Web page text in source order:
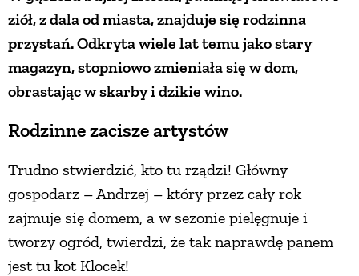
ziół, z dala od miasta, znajduje się rodzinna
przystań. Odkryta wiele lat temu jako stary
magazyn, stopniowo zmieniała się w dom,
obrastając w skarby i dzikie wino.
Rodzinne zacisze artystów
Trudno stwierdzić, kto tu rządzi! Główny
gospodarz – Andrzej – który przez cały rok
zajmuje się domem, a w sezonie pielęgnuje i
tworzy ogród, twierdzi, że tak naprawdę panem
jest tu kot Klocek!
ZWIERZĘTA W NATURZE
GRZYBY
KRAJOBRAZ
RĘKODZIEŁO
RZEMIOSŁO